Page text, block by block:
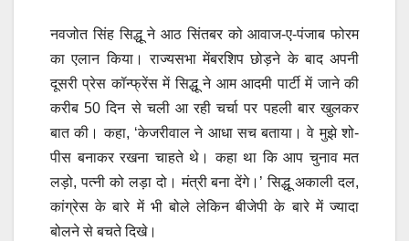
नवजोत सिंह सिद्धू ने आठ सिंतबर को आवाज-ए-पंजाब फोरम
का एलान किया। राज्यसभा मेंबरशिप छोड़ने के बाद अपनी
दूसरी प्रेस कॉन्फ्रेंस में सिद्धू ने आम आदमी पार्टी में जाने की
करीब 50 दिन से चली आ रही चर्चा पर पहली बार खुलकर
बात की। कहा, ‘केजरीवाल ने आधा सच बताया। वे मुझे शो-
पीस बनाकर रखना चाहते थे। कहा था कि आप चुनाव मत
लड़ो, पत्नी को लड़ा दो। मंत्री बना देंगे।’ सिद्धू अकाली दल,
कांग्रेस के बारे में भी बोले लेकिन बीजेपी के बारे में ज्यादा
बोलने से बचते दिखे।